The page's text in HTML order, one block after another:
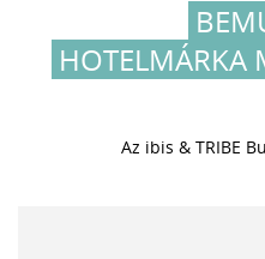
HOTELMÁRKA
Az ibis & TRIBE